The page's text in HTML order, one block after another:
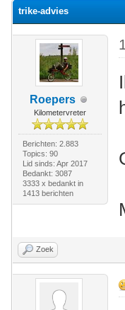
trike-advies
Roepers
Kilometervreter
Berichten: 2.883
Topics: 90
Lid sinds: Apr 2017
Bedankt: 3087
3333 x bedankt in
1413 berichten
Zoek